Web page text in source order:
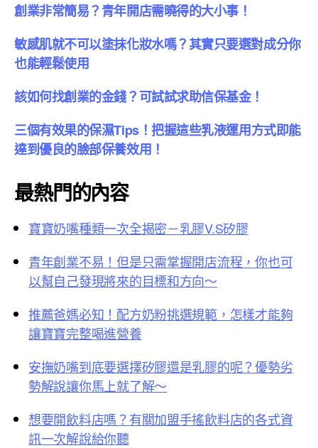
創業非常簡易？青年開店需曉得的大小事！
敏感肌就不可以塗抹化妝水嗎？其實只要選對成分你
也能輕鬆使用
該如何找創業的金錢？可試試求助信保基金！
三個有效果的保濕Tips！把握這些乳液運用方式即能
達到優良的臉部保養效用！
最熱門的內容
寶寶奶嘴種類一次全揭密－乳膠V.S矽膠
青年創業不易！但是只需掌握開店流程，你也可
以幫自己發現將來的目標和方向～
推薦爸媽必知！配方奶粉挑選規範，怎樣才能夠
讓寶寶完整喝進營養
安撫奶嘴到底要選擇矽膠還是乳膠的呢？優勢劣
勢解說讓你馬上就了解～
想要開飲料店嗎？有關加盟手搖飲料店的各式資
訊一次解說給你聽